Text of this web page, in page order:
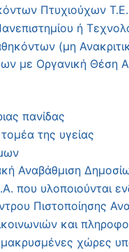
Πτυχιούχων
ή
(μη
με Οργανική Θέση
πανίδας
της υγείας
Αναβάθμιση
υλοποιούνται
Πιστοποίησης
και
χώρες